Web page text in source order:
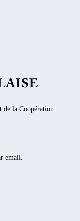
de la Coopération
email.